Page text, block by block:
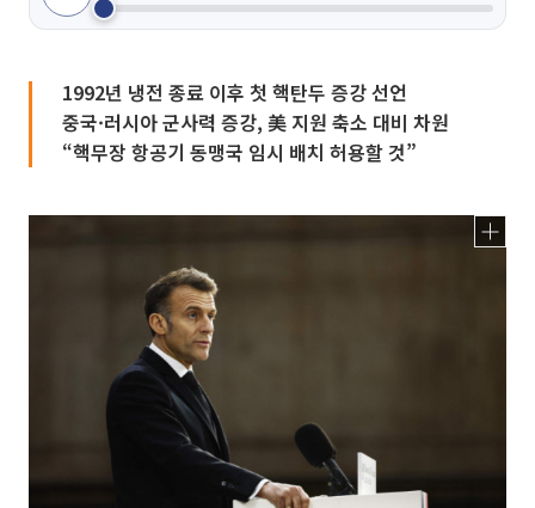
1992년 냉전 종료 이후 첫 핵탄두 증강 선언
중국·러시아 군사력 증강, 美 지원 축소 대비 차원
“핵무장 항공기 동맹국 임시 배치 허용할 것”